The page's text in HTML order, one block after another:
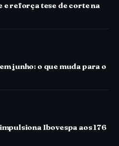
e reforça tese de corte na
junho: o que muda para o
Ibovespa aos 176